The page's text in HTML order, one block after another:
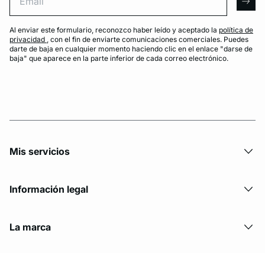
Al enviar este formulario, reconozco haber leído y aceptado la política de
privacidad , con el fin de enviarte comunicaciones comerciales. Puedes
darte de baja en cualquier momento haciendo clic en el enlace "darse de
baja" que aparece en la parte inferior de cada correo electrónico.
Mis servicios
Información legal
La marca